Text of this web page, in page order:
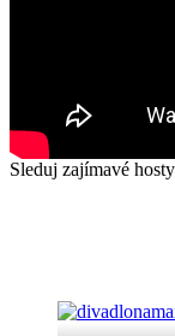
Sleduj zajímavé